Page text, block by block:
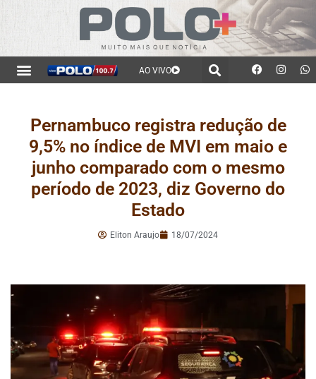
AO VIVO
Pernambuco registra redução de
9,5% no índice de MVI em maio e
junho comparado com o mesmo
período de 2023, diz Governo do
Estado
Eliton Araujo 18/07/2024